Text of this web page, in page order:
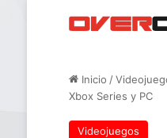
Inicio /
Xbox Series y PC
Videojuegos